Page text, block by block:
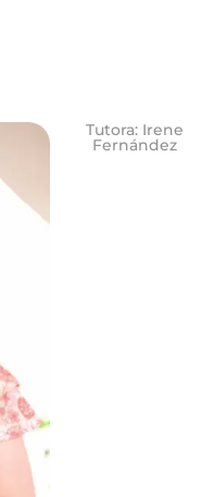
Tutora: Irene
Fernández